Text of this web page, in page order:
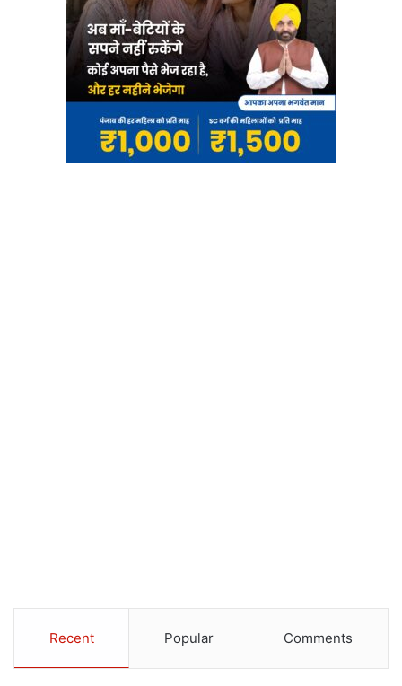
Recent Popular Comments